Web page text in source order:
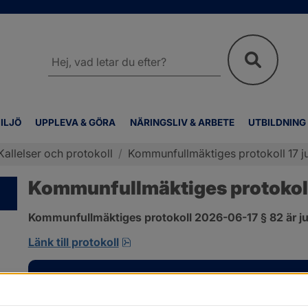
UPPLEVA & GÖRA NÄRINGSLIV & ARBETE UTBILDNING
webbplatsen
och protokoll / Kommunfullmäktiges protokoll 17
Kommunfullmäktiges
Kommunfullmäktiges protokoll 2026-06-17 § 82 är
Länk till protokoll
pdf, 585 kB, öppnas i nytt